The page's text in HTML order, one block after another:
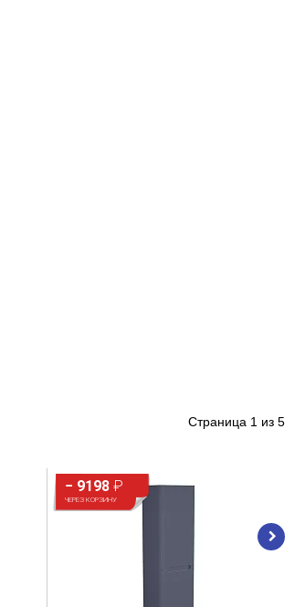
Страница 1 из 5
− 9198 ₽
ЧЕРЕЗ КОРЗИНУ